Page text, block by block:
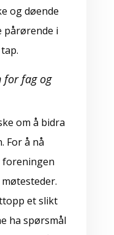
og døende
pårørende i
for fag og
om å bidra
For å nå
foreningen
et slikt
ha spørsmål